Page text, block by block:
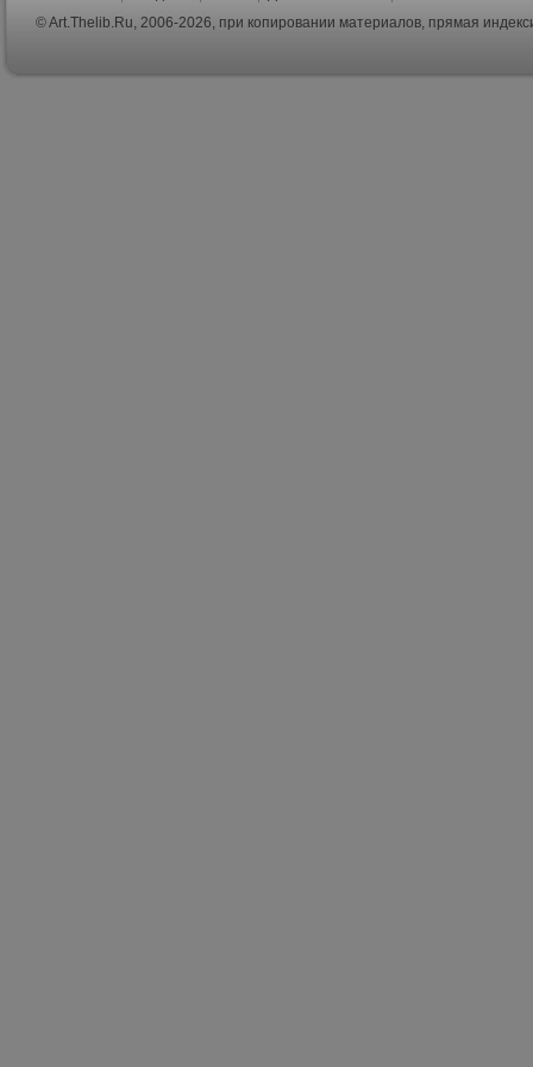
© Art.Thelib.Ru, 2006-2026, при копировании материалов, прямая